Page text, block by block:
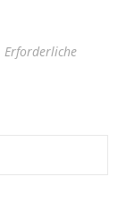
Erforderliche